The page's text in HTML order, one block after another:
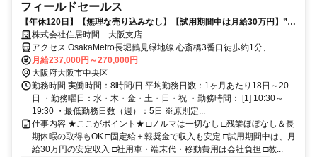
フィールドセールス
【年休120日】【無理な売り込みなし】【試用期間中は月給30万円】”人
の良さ”&”働きやすさ”に自信あり♪未経験OKの案内営業◎
株式会社住居時間 大阪支店
アクセス OsakaMetro長堀鶴見緑地線 心斎橋3番口徒歩約1分、
OsakaMetro御堂筋線 心斎橋3番口徒歩約1分、OsakaMetro四つ橋線
四ツ橋1-A口徒歩約4分 「心斎橋駅」から徒歩1分
月給237,000円～270,000円
大阪府大阪市中央区
勤務時間 実働時間：8時間/日 平均勤務日数：1ヶ月あたり18日～20
日 ・勤務曜日：水・木・金・土・日・祝 ・勤務時間： [1] 10:30～
19:30 ・最低勤務日数（週）：5日 ※原則定...
仕事内容 ★ここがポイント★ □ノルマは一切なし □残業ほぼなし＆長
期休暇の取得もOK □固定給＋報奨金で収入も安定 □試用期間中は、月
給30万円の安定収入 □社用車・端末代・移動費用は会社負担 □教...